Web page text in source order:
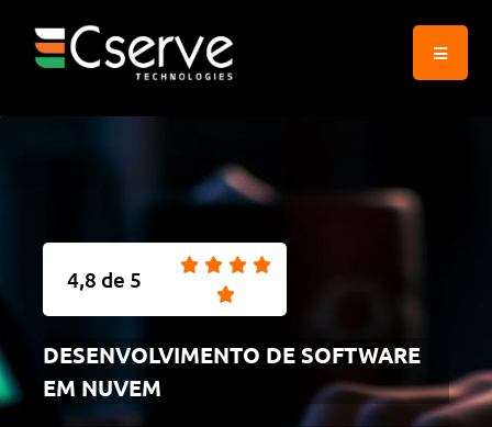
4,8 de 5
DESENVOLVIMENTO DE SOFTWARE
EM NUVEM